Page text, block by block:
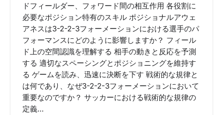
ドフィールダー、フォワード間の相互作用 各役割に
必要なポジション特有のスキル ポジショナルアウェ
アネスは3-2-2-3フォーメーションにおける選手のパ
フォーマンスにどのように影響しますか？ フィール
ド上の空間認識を理解する 相手の動きと反応を予測
する 適切なスペーシングとポジショニングを維持す
る ゲームを読み、迅速に決断を下す 戦術的な規律と
は何であり、なぜ3-2-2-3フォーメーションにおいて
重要なのですか？ サッカーにおける戦術的な規律の
定義…